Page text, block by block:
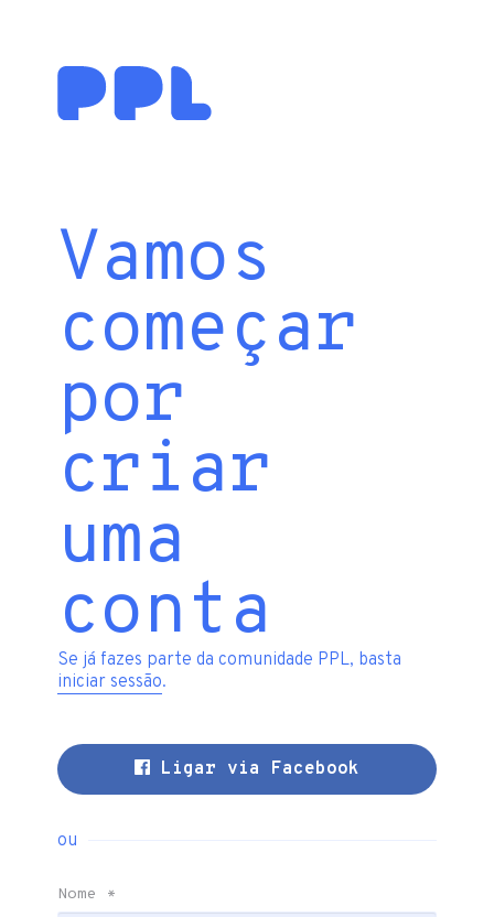
Vamos
começar
por
criar
uma
conta
Se já fazes parte da comunidade PPL, basta
iniciar sessão.
Ligar via Facebook
ou
Nome *